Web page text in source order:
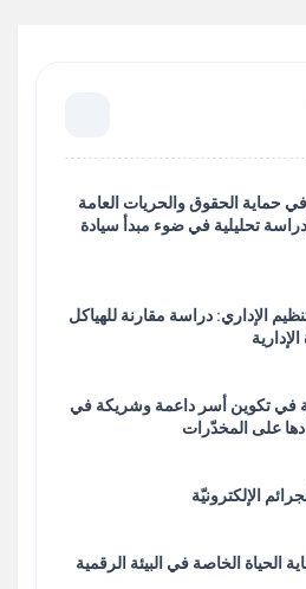
حماية الحقوق والحريات العامة
تحليلية في ضوء مبدأ سيادة
الإداري: دراسة مقارنة للهياكل
في تكوين أسر داعمة وشريكة في
على المخدّرات
الإلكترونيّة
الحياة الخاصة في البيئة الرقمية